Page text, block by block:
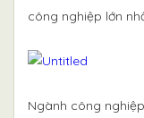
công nghiệp lớn
Ngành công